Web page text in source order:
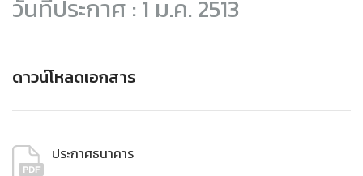
วันที่ประกาศ : 1 ม.ค. 2513
ดาวน์โหลดเอกสาร
ประกาศธนาคาร